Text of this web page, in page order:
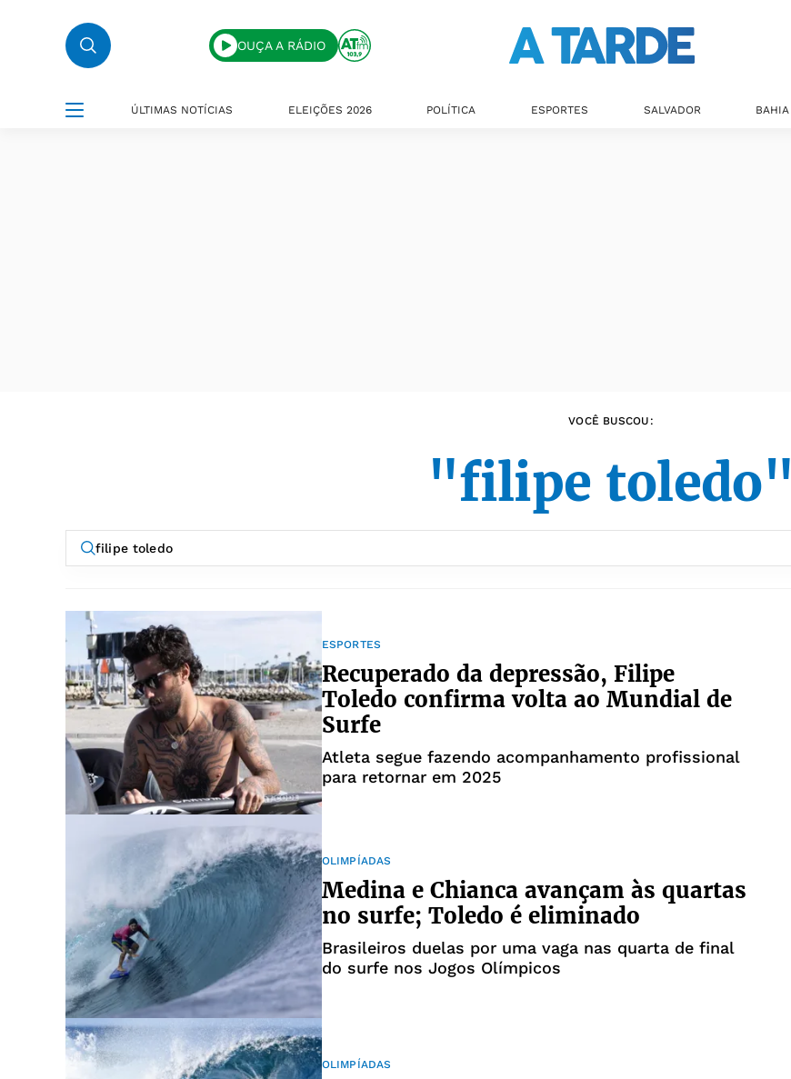
OUÇA A RÁDIO
ÚLTIMAS NOTÍCIAS ELEIÇÕES 2026 POLÍTICA ESPORTES SALVADOR BAHIA
VOCÊ BUSCOU:
"filipe toledo"
ESPORTES
Recuperado da depressão, Filipe
Toledo confirma volta ao Mundial de
Surfe
Atleta segue fazendo acompanhamento profissional
para retornar em 2025
OLIMPÍADAS
Medina e Chianca avançam às quartas
no surfe; Toledo é eliminado
Brasileiros duelas por uma vaga nas quarta de final
do surfe nos Jogos Olímpicos
OLIMPÍADAS